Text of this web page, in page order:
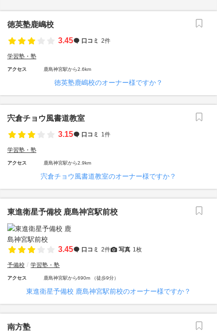
徳英塾鹿嶋校
3.45
口コミ 2件
学習塾・塾
アクセス 鹿島神宮駅から2.6km
徳英塾鹿嶋校のオーナー様ですか？
宍倉チョウ風書道教室
3.15
口コミ 1件
学習塾・塾
アクセス 鹿島神宮駅から2.9km
宍倉チョウ風書道教室のオーナー様ですか？
東進衛星予備校 鹿島神宮駅前校
3.45 口コミ 2件 写真 1枚
予備校 学習塾・塾
アクセス 鹿島神宮駅から690m （徒歩9分）
東進衛星予備校 鹿島神宮駅前校のオーナー様ですか？
南方塾